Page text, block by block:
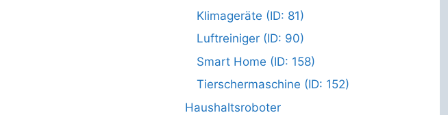
Klimageräte (ID: 81)
Luftreiniger (ID: 90)
Smart Home (ID: 158)
Tierschermaschine (ID: 152)
Haushaltsroboter